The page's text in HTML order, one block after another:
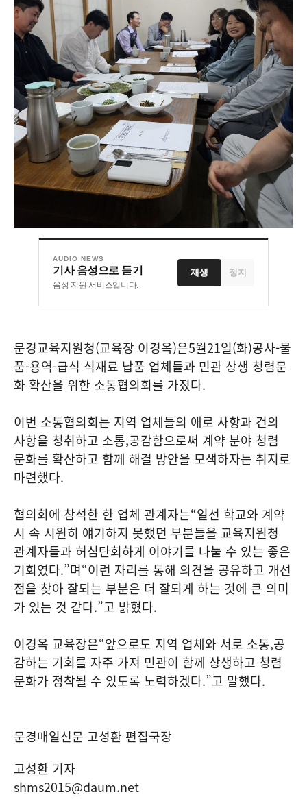
AUDIO NEWS
기사 음성으로 듣기
음성 지원 서비스입니다.
재생 정지
문경교육지원청(교육장 이경옥)은5월21일(화)공사-물
품-용역-급식 식재료 납품 업체들과 민관 상생 청렴문
화 확산을 위한 소통협의회를 가졌다.
이번 소통협의회는 지역 업체들의 애로 사항과 건의
사항을 청취하고 소통,공감함으로써 계약 분야 청렴
문화를 확산하고 함께 해결 방안을 모색하자는 취지로
마련했다.
협의회에 참석한 한 업체 관계자는“일선 학교와 계약
시 속 시원히 얘기하지 못했던 부분들을 교육지원청
관계자들과 허심탄회하게 이야기를 나눌 수 있는 좋은
기회였다.”며“이런 자리를 통해 의견을 공유하고 개선
점을 찾아 잘되는 부분은 더 잘되게 하는 것에 큰 의미
가 있는 것 같다.”고 밝혔다.
이경옥 교육장은“앞으로도 지역 업체와 서로 소통,공
감하는 기회를 자주 가져 민관이 함께 상생하고 청렴
문화가 정착될 수 있도록 노력하겠다.”고 말했다.
문경매일신문 고성환 편집국장
고성환 기자
shms2015@daum.net